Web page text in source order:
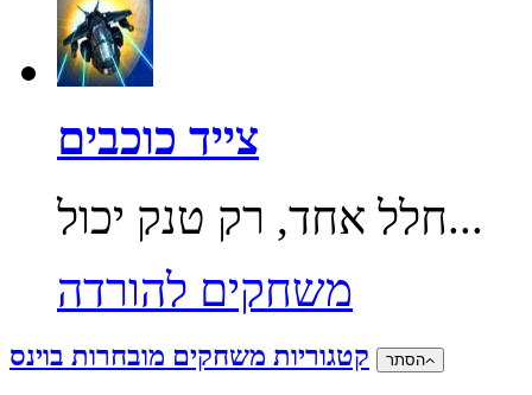
צייד כוכבים
חלל אחד, רק טנק יכול...
משחקים להורדה
קטגוריות משחקים מובחרות בוינס הסתר